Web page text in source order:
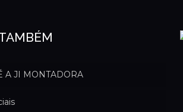
A JI MONTADORA